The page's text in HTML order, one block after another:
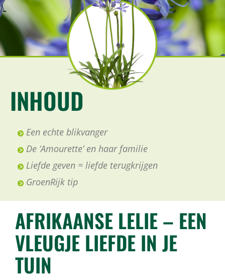
INHOUD
Een echte blikvanger
De ‘Amourette’ en haar familie
Liefde geven = liefde terugkrijgen
GroenRijk tip
AFRIKAANSE LELIE – EEN
VLEUGJE LIEFDE IN JE
TUIN